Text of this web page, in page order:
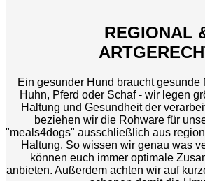
REGIONAL
Ein gesunder Hund braucht gesunde
Huhn, Pferd oder Schaf - wir legen
Haltung und Gesundheit der
beziehen wir die Rohware für
"meals4dogs" ausschließlich aus
Haltung. So wissen wir genau was
können euch immer optimale
anbieten. Außerdem achten wir auf